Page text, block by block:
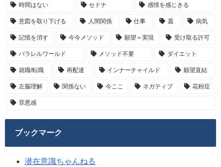
時間はない セドナ 感情を感じきる
意図を取り下げる 人間関係 仕事 蓋 病気
記憶を消す 今今メソッド 願望＝実現 受け取る許可
パラレルワールド メソッド不要 ダイエット
就職/転職 再配達 インナーチャイルド 願望直結
左脳理解 関係ない 今ここ ネガティブ 花粉症
罪悪感
ブックマーク
潜在意識ちゃんねる